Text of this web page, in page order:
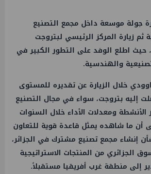
جولة موسعة داخل مجمع التصنيع
ثم زيارة المركز الرئيسي لبتروجت
حيث اطلع الوفد على التطور الكبير في
والهندسية.
خلال الزيارة عن تقديره للمستوى
إليه بتروجت، سواء في مجال التصنيع
ومعدلات الأداء خلال السنوات
أن ما شاهده يمثل قاعدة قوية للتعاون
إنشاء مجمع تصنيع مشترك في الجزائر،
الجزائري من المنتجات الاستراتيجية
إلى منطقة غرب أفريقيا مستقبلاً.